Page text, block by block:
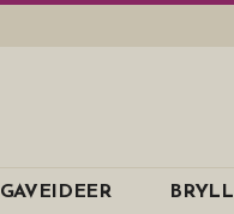
GAVEIDEER